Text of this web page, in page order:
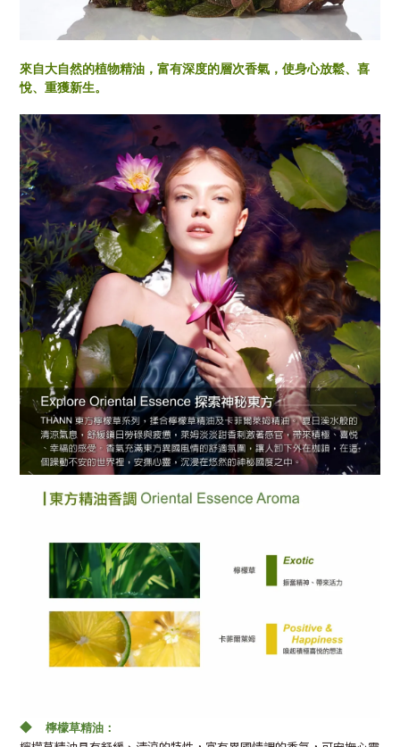
來自大自然的植物精油，富有深度的層次香氣，使身心放鬆、喜
悅、重獲新生。
◆ 檸檬草精油：